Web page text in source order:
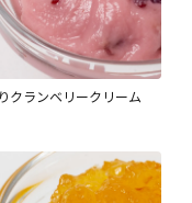
クランベリークリーム